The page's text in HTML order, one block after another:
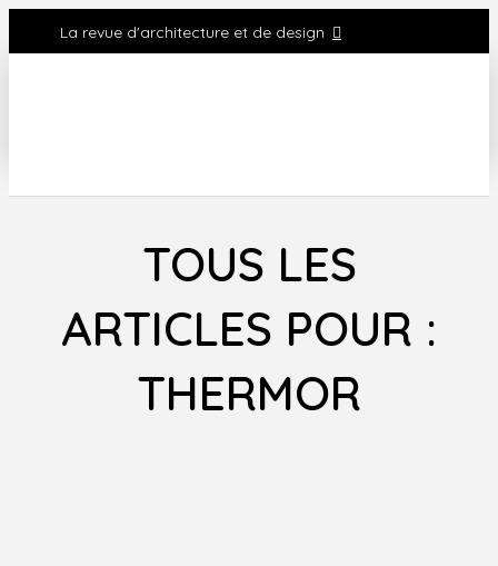
La revue d'architecture et de design
TOUS LES
ARTICLES POUR :
THERMOR